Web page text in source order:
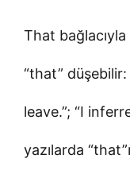
That bağlacıyla
“that”
leave.”; “I
yazılarda